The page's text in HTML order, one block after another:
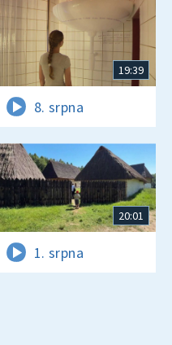
19:39
8. srpna
20:01
1. srpna